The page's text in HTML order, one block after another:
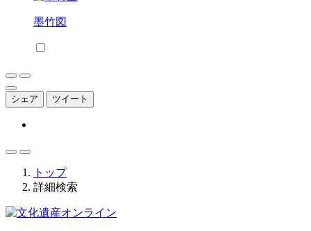
墨竹図
シェア ツイート
トップ
詳細検索